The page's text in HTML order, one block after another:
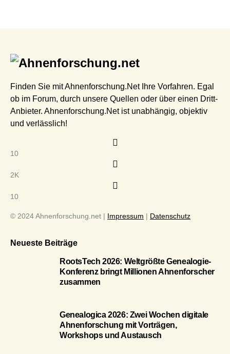
Finden Sie mit Ahnenforschung.Net Ihre Vorfahren. Egal
ob im Forum, durch unsere Quellen oder über einen Dritt-
Anbieter. Ahnenforschung.Net ist unabhängig, objektiv
und verlässlich!
10
2K
10
© 2024 Ahnenforschung.net | Impressum | Datenschutz
Neueste Beiträge
RootsTech 2026: Weltgrößte Genealogie-
Konferenz bringt Millionen Ahnenforscher
zusammen
Genealogica 2026: Zwei Wochen digitale
Ahnenforschung mit Vorträgen,
Workshops und Austausch